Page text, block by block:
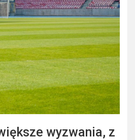
wyzwania, z